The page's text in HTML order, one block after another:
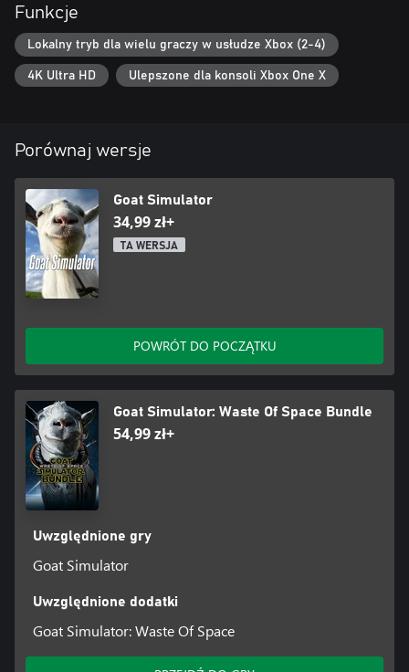
Funkcje
Lokalny tryb dla wielu graczy w usłudze Xbox (2-4)
4K Ultra HD Ulepszone dla konsoli Xbox One X
Porównaj wersje
Goat Simulator
34,99 zł+
TA WERSJA
POWRÓT DO POCZĄTKU
Goat Simulator: Waste Of Space Bundle
54,99 zł+
Uwzględnione gry
Goat Simulator
Uwzględnione dodatki
Goat Simulator: Waste Of Space